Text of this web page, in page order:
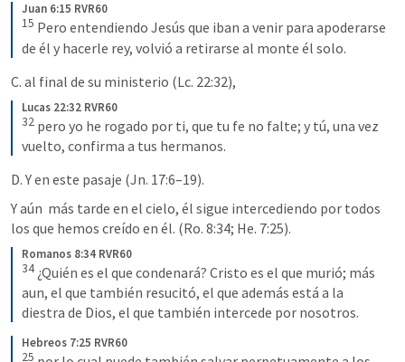
Juan 6:15 RVR60
15 Pero entendiendo Jesús que iban a venir para apoderarse
de él y hacerle rey, volvió a retirarse al monte él solo.
C. al final de su ministerio (Lc. 22:32),
Lucas 22:32 RVR60
32 pero yo he rogado por ti, que tu fe no falte; y tú, una vez
vuelto, confirma a tus hermanos.
D. Y en este pasaje (Jn. 17:6–19).
Y aún  más tarde en el cielo, él sigue intercediendo por todos
los que hemos creído en él. (Ro. 8:34; He. 7:25).
Romanos 8:34 RVR60
34 ¿Quién es el que condenará? Cristo es el que murió; más
aun, el que también resucitó, el que además está a la
diestra de Dios, el que también intercede por nosotros.
Hebreos 7:25 RVR60
25